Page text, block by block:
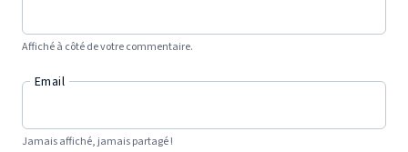
Affiché à côté de votre commentaire.
Email
Jamais affiché, jamais partagé !